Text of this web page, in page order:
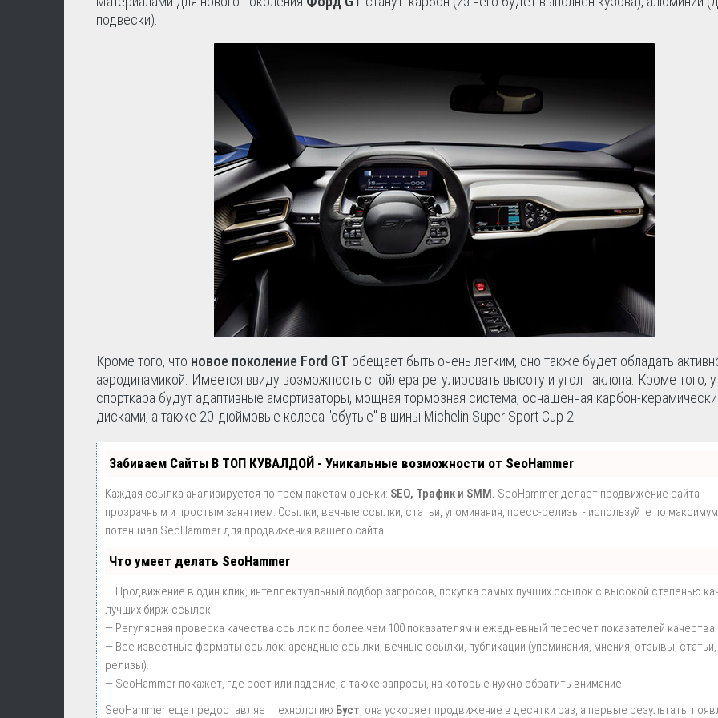
подвески).
Кроме того, что новое поколение Ford GT обещает быть очень легким, оно также будет обладать
аэродинамикой. Имеется ввиду возможность спойлера регулировать высоту и угол наклона. Кроме того, у
спорткара будут адаптивные амортизаторы, мощная тормозная система, оснащенная карбон-
дисками, а также 20-дюймовые колеса "обутые" в шины Michelin Super Sport Cup 2.
Забиваем Сайты В ТОП КУВАЛДОЙ - Уникальные возможности от SeoHammer
Каждая ссылка анализируется по трем пакетам оценки: SEO, Трафик и SMM. SeoHammer делает продвижение сайта
прозрачным и простым занятием. Ссылки, вечные ссылки, статьи, упоминания, пресс-релизы - используйте по
потенциал SeoHammer для продвижения вашего сайта.
Что умеет делать SeoHammer
— Продвижение в один клик, интеллектуальный подбор запросов, покупка самых лучших ссылок с высокой степенью
лучших бирж ссылок.
— Регулярная проверка качества ссылок по более чем 100 показателям и ежедневный пересчет показателей качества
— Все известные форматы ссылок: арендные ссылки, вечные ссылки, публикации (упоминания, мнения, отзывы,
релизы).
— SeoHammer покажет, где рост или падение, а также запросы, на которые нужно обратить внимание.
SeoHammer еще предоставляет технологию Буст, она ускоряет продвижение в десятки раз, а первые результаты